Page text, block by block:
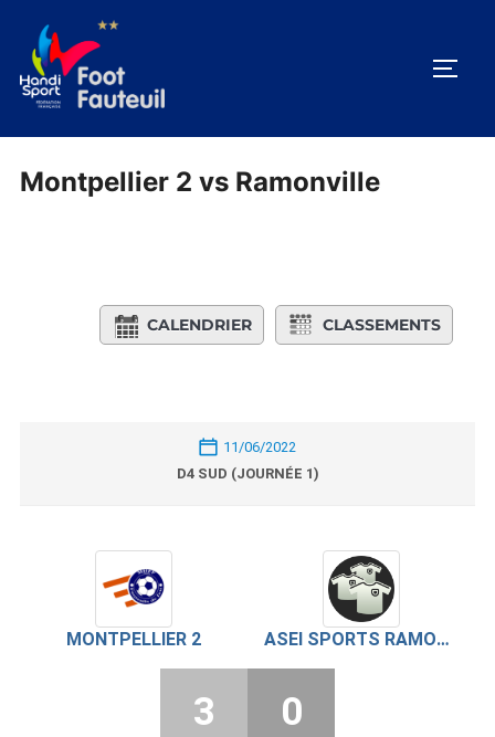
contenu
Montpellier 2 vs Ramonville
CALENDRIER CLASSEMENTS
11/06/2022
D4 SUD (JOURNÉE 1)
MONTPELLIER 2 ASEI SPORTS RAMONVILLE 1
3 0